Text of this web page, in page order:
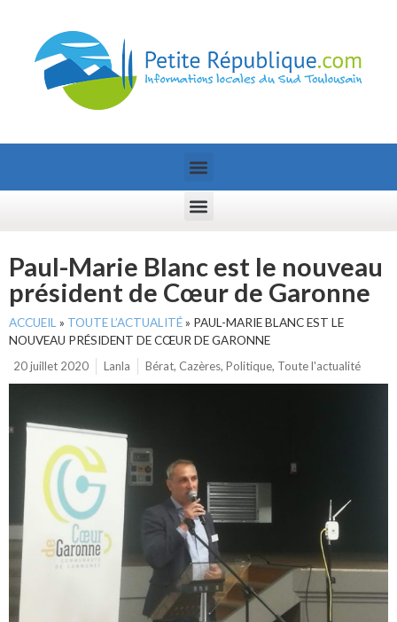
Paul-Marie Blanc est le nouveau
président de Cœur de Garonne
ACCUEIL » TOUTE L’ACTUALITÉ» PAUL-MARIE BLANC EST LE
NOUVEAU PRÉSIDENT DE CŒUR DE GARONNE
20 juillet 2020
Lanla Bérat, Cazères, Politique, Toute l'actualité